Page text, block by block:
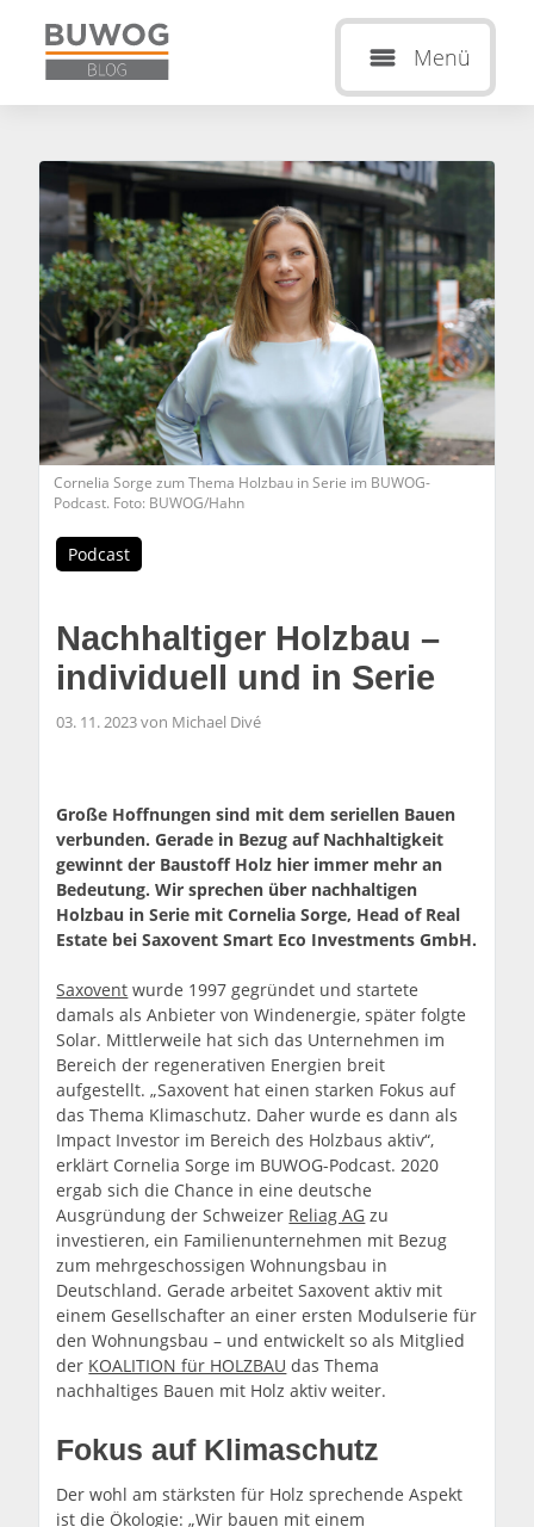
Menü
Cornelia Sorge zum Thema Holzbau in Serie im BUWOG-
Podcast. Foto: BUWOG/Hahn
Podcast
Nachhaltiger Holzbau –
individuell und in Serie
03. 11. 2023 von Michael Divé
Große Hoffnungen sind mit dem seriellen Bauen
verbunden. Gerade in Bezug auf Nachhaltigkeit
gewinnt der Baustoff Holz hier immer mehr an
Bedeutung. Wir sprechen über nachhaltigen
Holzbau in Serie mit Cornelia Sorge, Head of Real
Estate bei Saxovent Smart Eco Investments GmbH.
Saxovent wurde 1997 gegründet und startete
damals als Anbieter von Windenergie, später folgte
Solar. Mittlerweile hat sich das Unternehmen im
Bereich der regenerativen Energien breit
aufgestellt. „Saxovent hat einen starken Fokus auf
das Thema Klimaschutz. Daher wurde es dann als
Impact Investor im Bereich des Holzbaus aktiv“,
erklärt Cornelia Sorge im BUWOG-Podcast. 2020
ergab sich die Chance in eine deutsche
Ausgründung der Schweizer Reliag AG zu
investieren, ein Familienunternehmen mit Bezug
zum mehrgeschossigen Wohnungsbau in
Deutschland. Gerade arbeitet Saxovent aktiv mit
einem Gesellschafter an einer ersten Modulserie für
den Wohnungsbau – und entwickelt so als Mitglied
der KOALITION für HOLZBAU das Thema
nachhaltiges Bauen mit Holz aktiv weiter.
Fokus auf Klimaschutz
Der wohl am stärksten für Holz sprechende Aspekt
ist die Ökologie: „Wir bauen mit einem